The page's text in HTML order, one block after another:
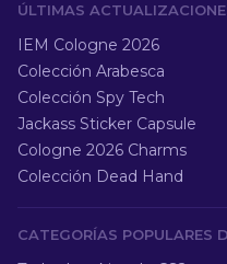
ÚLTIMAS
IEM Cologne 2026
Colección Arabesca
Colección Spy Tech
Jackass Sticker Capsule
Cologne 2026 Charms
Colección Dead Hand
CATEGORÍAS POPULARES